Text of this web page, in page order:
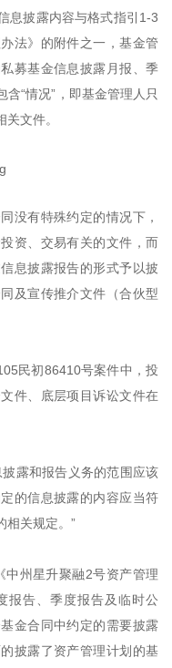
息披露内容与格式指引1-3
法》的附件之一，基金管
募基金信息披露月报、季
“情况”，即基金管理人只
文件。
没有特殊约定的情况下，
资、交易有关的文件，而
息披露报告的形式予以披
及宣传推介文件（合伙型
民初86410号案件中，投
件、底层项目诉讼文件在
露和报告义务的范围应该
的信息披露的内容应当符
相关规定。”
中州星升聚融2号资产管理
报告、季度报告及临时公
金合同中约定的需要披露
披露了资产管理计划的基